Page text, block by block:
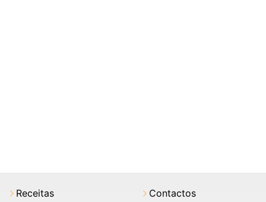
Receitas Contactos